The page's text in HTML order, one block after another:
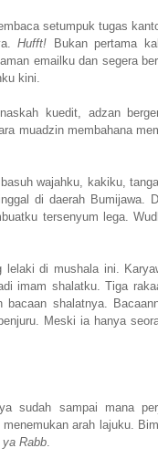
setumpuk tugas
Hufft! Bukan pertama
emailku dan segera
kini.
kuedit, adzan
muadzin membahana
wajahku, kakiku,
di daerah Bumijawa.
tersenyum lega.
lelaki di mushala ini.
imam shalatku. Tiga
bacaan shalatnya.
Meski ia hanya
sudah sampai mana
arah lajuku.
Rabb.